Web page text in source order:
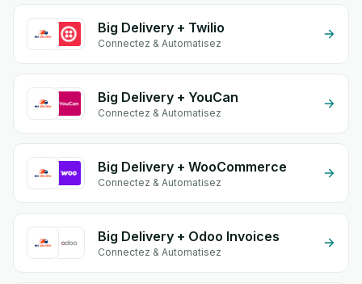
Big Delivery + Twilio
Connectez & Automatisez
Big Delivery + YouCan
Connectez & Automatisez
Big Delivery + WooCommerce
Connectez & Automatisez
Big Delivery + Odoo Invoices
Connectez & Automatisez